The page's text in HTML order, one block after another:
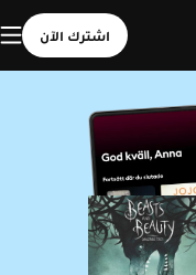
اشترك الآن